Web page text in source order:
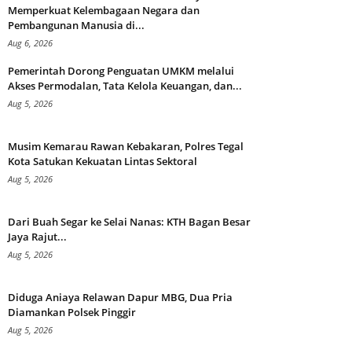
Memperkuat Kelembagaan Negara dan
Pembangunan Manusia di...
Aug 6, 2026
Pemerintah Dorong Penguatan UMKM melalui
Akses Permodalan, Tata Kelola Keuangan, dan...
Aug 5, 2026
Musim Kemarau Rawan Kebakaran, Polres Tegal
Kota Satukan Kekuatan Lintas Sektoral
Aug 5, 2026
Dari Buah Segar ke Selai Nanas: KTH Bagan Besar
Jaya Rajut...
Aug 5, 2026
Diduga Aniaya Relawan Dapur MBG, Dua Pria
Diamankan Polsek Pinggir
Aug 5, 2026